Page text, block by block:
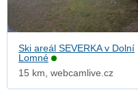
Ski areál SEVERKA v Dolní
Lomné
15 km, webcamlive.cz